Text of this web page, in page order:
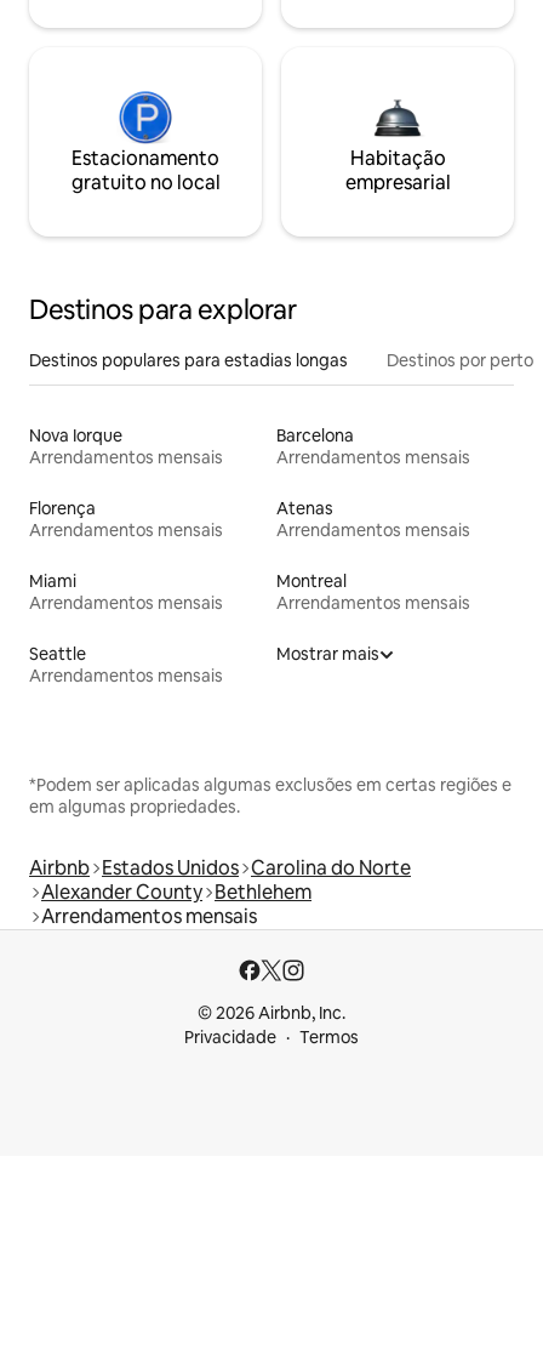
Estacionamento
gratuito no local
Habitação
empresarial
Destinos para explorar
Destinos populares para estadias longas Destinos por perto
Nova Iorque
Arrendamentos mensais
Barcelona
Arrendamentos mensais
Florença
Arrendamentos mensais
Atenas
Arrendamentos mensais
Miami
Arrendamentos mensais
Montreal
Arrendamentos mensais
Seattle
Arrendamentos mensais
Mostrar mais
*Podem ser aplicadas algumas exclusões em certas regiões e
em algumas propriedades.
Airbnb Estados Unidos Carolina do Norte
Alexander County Bethlehem
Arrendamentos mensais
© 2026 Airbnb, Inc.
Privacidade
Termos